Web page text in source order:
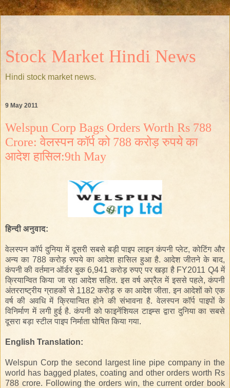
Stock Market Hindi News
Hindi stock market news.
9 May 2011
Welspun Corp Bags Orders Worth Rs 788
Crore: वेलस्पन कॉर्प को 788 करोड़ रुपये का
आदेश हासिल:9th May
हिन्दी अनुवाद:
वेलस्पन कॉर्प दुनिया में दूसरी सबसे बड़ी पाइप लाइन कंपनी प्लेट, कोटिंग और
अन्य का 788 करोड़ रुपये का आदेश हासिल हुआ है. आदेश जीतने के बाद,
कंपनी की वर्तमान ऑर्डर बुक 6,941 करोड़ रुपए पर खड़ा है FY2011 Q4 में
क्रियान्वित किया जा रहा आदेश सहित. इस वर्ष अप्रैल में इससे पहले, कंपनी
अंतरराष्ट्रीय ग्राहकों से 1182 करोड़ रु का आदेश जीता. इन आदेशों को एक
वर्ष की अवधि में क्रियान्वित होने की संभावना है. वेलस्पन कॉर्प पाइपों के
विनिर्माण में लगी हुई है. कंपनी को फाइनेंशियल टाइम्स द्वारा दुनिया का सबसे
दूसरा बड़ा स्टील पाइप निर्माता घोषित किया गया.
English Translation:
Welspun Corp the second largest line pipe company in the
world has bagged plates, coating and other orders worth Rs
788 crore. Following the orders win, the current order book